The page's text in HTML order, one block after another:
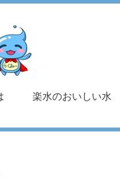
楽水のおいしい水